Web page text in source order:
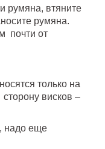
румяна, втяните
румяна.
почти от
только на
висков –
надо еще